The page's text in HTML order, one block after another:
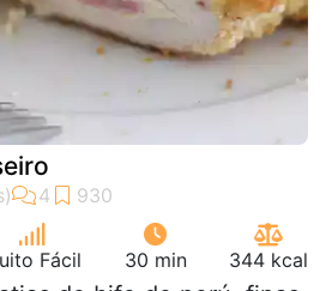
Fácil 30 min 344 kcal